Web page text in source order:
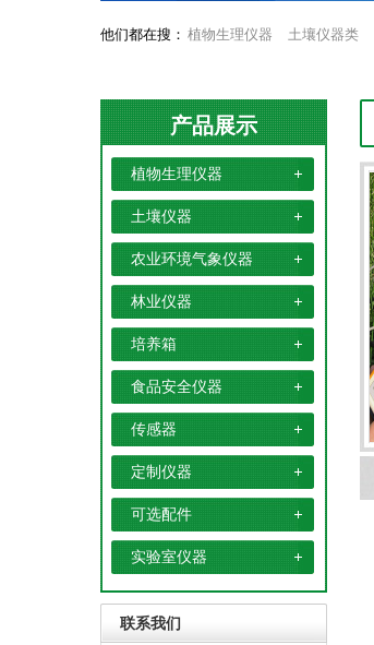
他们都在搜： 植物生理仪器 土壤仪器类
产品展示
植物生理仪器
土壤仪器
农业环境气象仪器
林业仪器
培养箱
食品安全仪器
传感器
定制仪器
可选配件
实验室仪器
联系我们